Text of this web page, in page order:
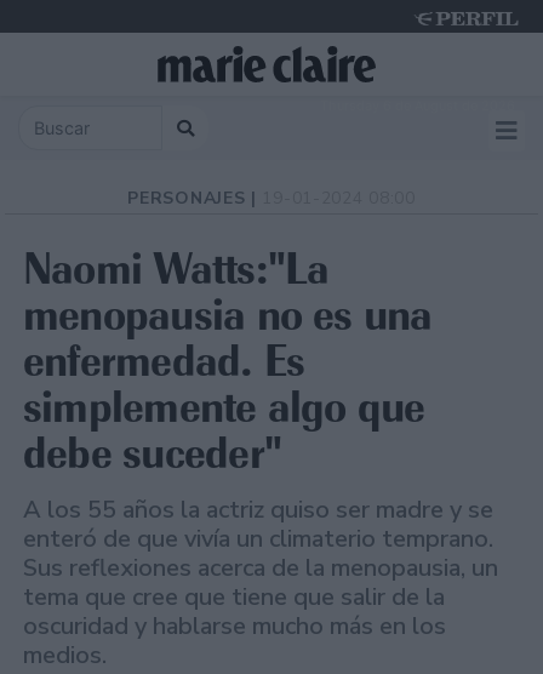
PERSONAJES |
Naomi Watts:"La
menopausia no es una
enfermedad. Es
simplemente algo que
debe suceder"
A los 55 años la actriz quiso ser madre y se
enteró de que vivía un climaterio temprano.
Sus reflexiones acerca de la menopausia, un
tema que cree que tiene que salir de la
oscuridad y hablarse mucho más en los
medios.